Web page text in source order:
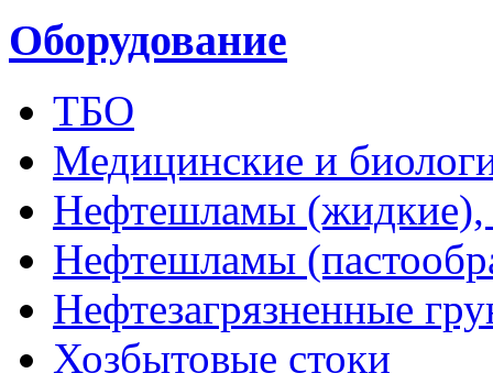
Оборудование
ТБО
Медицинские и
Нефтешламы (жидкие),
Нефтешламы
Нефтезагрязненные
Хозбытовые стоки